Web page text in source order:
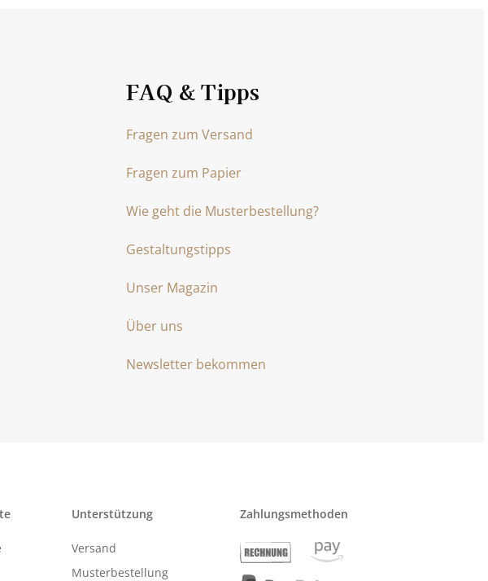
FAQ & Tipps
Fragen zum Versand
Fragen zum Papier
Wie geht die Musterbestellung?
Gestaltungstipps
Unser Magazin
Über uns
Newsletter bekommen
Unterstützung
Versand
Musterbestellung
Zahlungsmethoden